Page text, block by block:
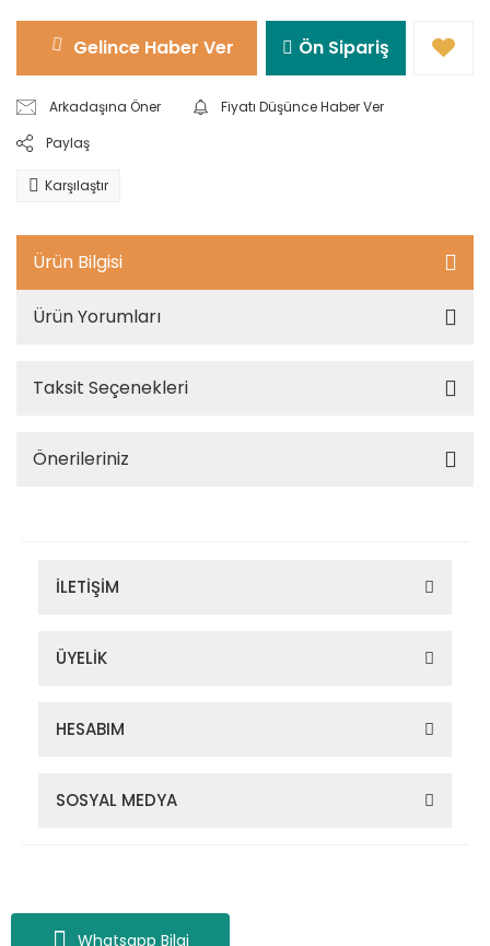
Whatsapp Bilgi
Gelince Haber Ver Ön Sipariş
Arkadaşına Öner
Fiyatı Düşünce Haber Ver
Paylaş
Karşılaştır
Ürün Bilgisi
Ürün Yorumları
Taksit Seçenekleri
Önerileriniz
İLETİŞİM
ÜYELİK
HESABIM
SOSYAL MEDYA